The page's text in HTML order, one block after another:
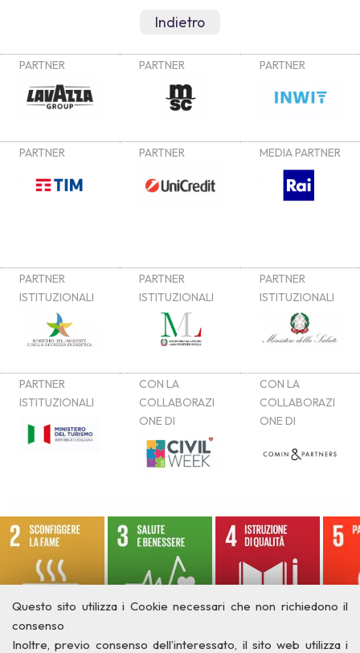
Questo sito utilizza i Cookie necessari che non richiedono il
consenso
Inoltre, previo consenso dell’interessato, il sito web utilizza i
Indietro